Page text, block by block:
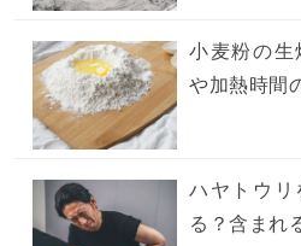
小麦粉の生
や加熱時間
ハヤトウリ
る？含まれ